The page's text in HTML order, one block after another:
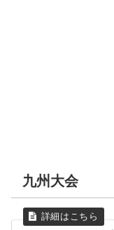
九州大会